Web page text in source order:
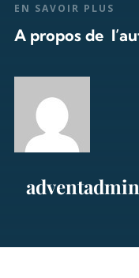
EN SAVOIR PLUS
A propos de